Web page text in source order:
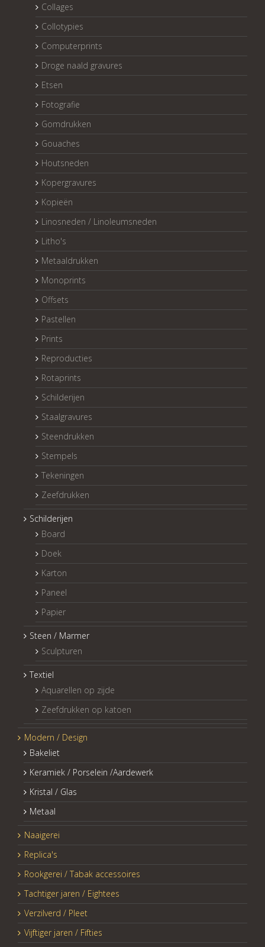
Collages
Collotypies
Computerprints
Droge naald gravures
Etsen
Fotografie
Gomdrukken
Gouaches
Houtsneden
Kopergravures
Kopieën
Linosneden / Linoleumsneden
Litho's
Metaaldrukken
Monoprints
Offsets
Pastellen
Prints
Reproducties
Rotaprints
Schilderijen
Staalgravures
Steendrukken
Stempels
Tekeningen
Zeefdrukken
Schilderijen
Board
Doek
Karton
Paneel
Papier
Steen / Marmer
Sculpturen
Textiel
Aquarellen op zijde
Zeefdrukken op katoen
Modern / Design
Bakeliet
Keramiek / Porselein /Aardewerk
Kristal / Glas
Metaal
Naaigerei
Replica's
Rookgerei / Tabak accessoires
Tachtiger jaren / Eightees
Verzilverd / Pleet
Vijftiger jaren / Fifties